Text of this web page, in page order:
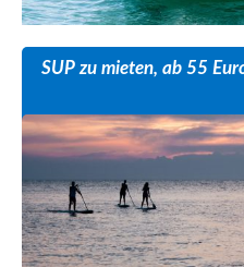
SUP zu mieten, ab 55